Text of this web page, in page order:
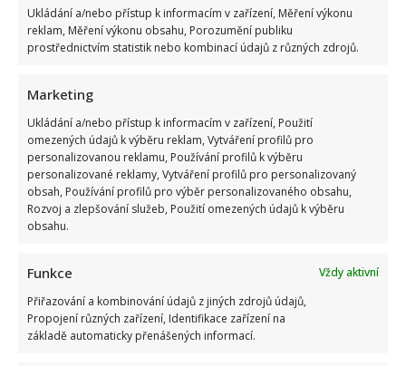
Ukládání a/nebo přístup k informacím v zařízení, Měření výkonu
reklam, Měření výkonu obsahu, Porozumění publiku
prostřednictvím statistik nebo kombinací údajů z různých zdrojů.
Marketing
Ukládání a/nebo přístup k informacím v zařízení, Použití
omezených údajů k výběru reklam, Vytváření profilů pro
personalizovanou reklamu, Používání profilů k výběru
personalizované reklamy, Vytváření profilů pro personalizovaný
obsah, Používání profilů pro výběr personalizovaného obsahu,
Rozvoj a zlepšování služeb, Použití omezených údajů k výběru
obsahu.
Funkce
Vždy aktivní
Přiřazování a kombinování údajů z jiných zdrojů údajů,
Propojení různých zařízení, Identifikace zařízení na
základě automaticky přenášených informací.
mladíci ubili kvůli banálnímu sporu
Stačila jedna fotka z dovolené, aby se na Babiše snesla další
kritika: Lidé spekulují, kde se koupe